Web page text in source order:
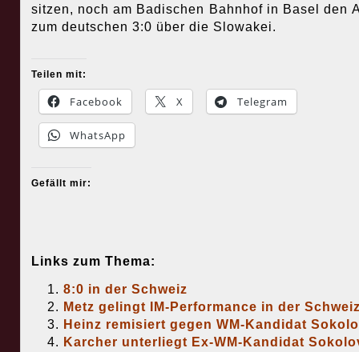
sitzen, noch am Badischen Bahnhof in Basel den
zum deutschen 3:0 über die Slowakei.
Teilen mit:
Facebook X Telegram
WhatsApp
Gefällt mir:
Links zum Thema:
8:0 in der Schweiz
Metz gelingt IM-Performance in der
Heinz remisiert gegen WM-Kandidat
Karcher unterliegt Ex-WM-Kandidat